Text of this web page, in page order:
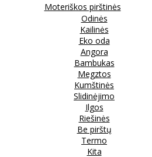
Moteriškos pirštinės
Odinės
Kailinės
Eko oda
Angora
Bambukas
Megztos
Kumštinės
Slidinėjimo
Ilgos
Riešinės
Be pirštų
Termo
Kita